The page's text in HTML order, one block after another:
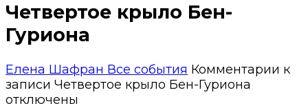
Четвертое крыло Бен-
Гуриона
Елена Шафран Все события Комментарии к
записи Четвертое крыло Бен-Гуриона
отключены